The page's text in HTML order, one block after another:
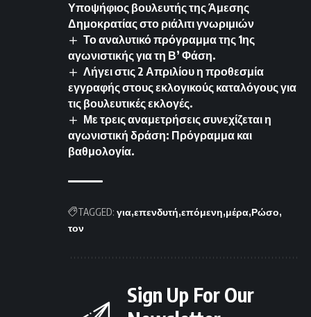
Υποψήφιος βουλευτής της Άμεσης
Δημοκρατίας στο ριάλιτι γνωριμιών
Το αναλυτικό πρόγραμμα της 1ης
αγωνιστικής για τη Β’ Φάση.
Λήγει στις 2 Απριλίου η προθεσμία
εγγραφής στους εκλογικούς καταλόγους για
τις βουλευτικές εκλογές.
Με τρεις αναμετρήσεις συνεχίζεται η
αγωνιστική δράση: Πρόγραμμα και
βαθμολογία.
TAGGED: για επενδυτή επόμενη μέρα Ρώσο
τον
Sign Up For Our